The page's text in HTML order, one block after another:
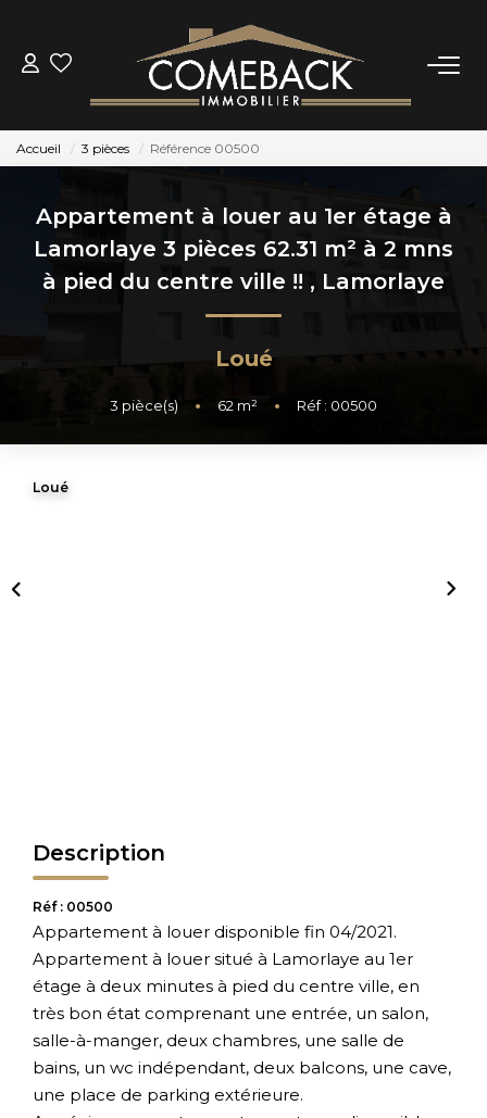
ACHETER
LOUER
ESTIMER
BIENS VENDUS
Accueil 3 pièces Référence 00500
Appartement à louer au 1er étage à
Lamorlaye 3 pièces 62.31 m² à 2 mns
à pied du centre ville !! , Lamorlaye
Loué
3 pièce(s) • 62 m² • Réf : 00500
Loué
Description
Réf : 00500
Appartement à louer disponible fin 04/2021.
Appartement à louer situé à Lamorlaye au 1er
étage à deux minutes à pied du centre ville, en
très bon état comprenant une entrée, un salon,
salle-à-manger, deux chambres, une salle de
bains, un wc indépendant, deux balcons, une cave,
une place de parking extérieure.